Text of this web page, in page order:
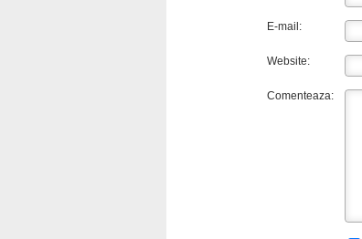
E-mail:
Website:
Comenteaza: